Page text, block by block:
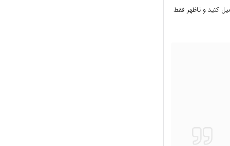
کنید و تاظهر فقط